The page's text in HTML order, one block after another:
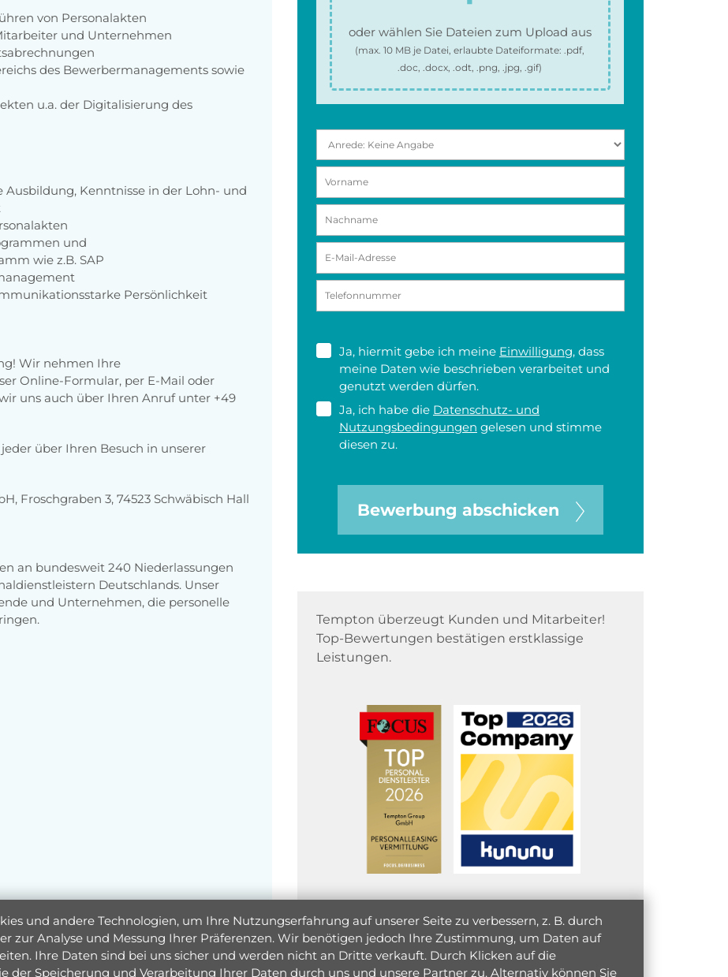
von Personalakten
und Unternehmen
des Bewerbermanagements sowie
u.a. der Digitalisierung des
Ausbildung, Kenntnisse in der Lohn- und
und
wie z.B. SAP
Persönlichkeit
Wir nehmen Ihre
Online-Formular, per E-Mail oder
uns auch über Ihren Anruf unter +49
über Ihren Besuch in unserer
Froschgraben 3, 74523 Schwäbisch Hall
an bundesweit 240 Niederlassungen
Deutschlands. Unser
und Unternehmen, die personelle
oder wählen Sie Dateien zum Upload aus
(max.10 MB je Datei, erlaubte Dateiformate:.pdf,
.doc, .docx, .odt, .png, .jpg, .gif)
Ja, hiermit gebe ich meine Einwilligung, dass
meine Daten wie beschrieben verarbeitet und
genutzt werden dürfen.
Ja, ich habe die Datenschutz- und
Nutzungsbedingungen gelesen und stimme
diesen zu.
Bewerbung abschicken
Tempton überzeugt Kunden und Mitarbeiter!
Top-Bewertungen bestätigen erstklassige
Leistungen.
und andere Technologien, um Ihre Nutzungserfahrung auf unserer Seite zu verbessern, z. B. durch
zur Analyse und Messung Ihrer Präferenzen. Wir benötigen jedoch Ihre Zustimmung, um Daten auf
Ihre Daten sind bei uns sicher und werden nicht an Dritte verkauft. Durch Klicken auf die
der Speicherung und Verarbeitung Ihrer Daten durch uns und unsere Partner zu. Alternativ können Sie